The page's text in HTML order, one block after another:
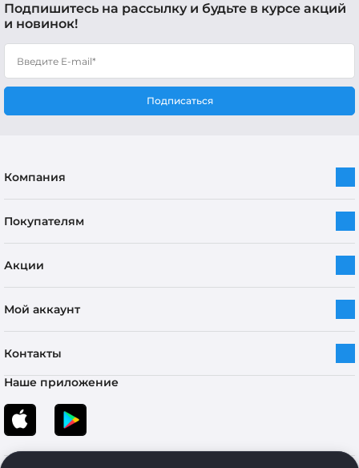
Подпишитесь на рассылку и будьте в курсе акций
и новинок!
Подписаться
Компания
Покупателям
Акции
Мой аккаунт
Контакты
Наше приложение